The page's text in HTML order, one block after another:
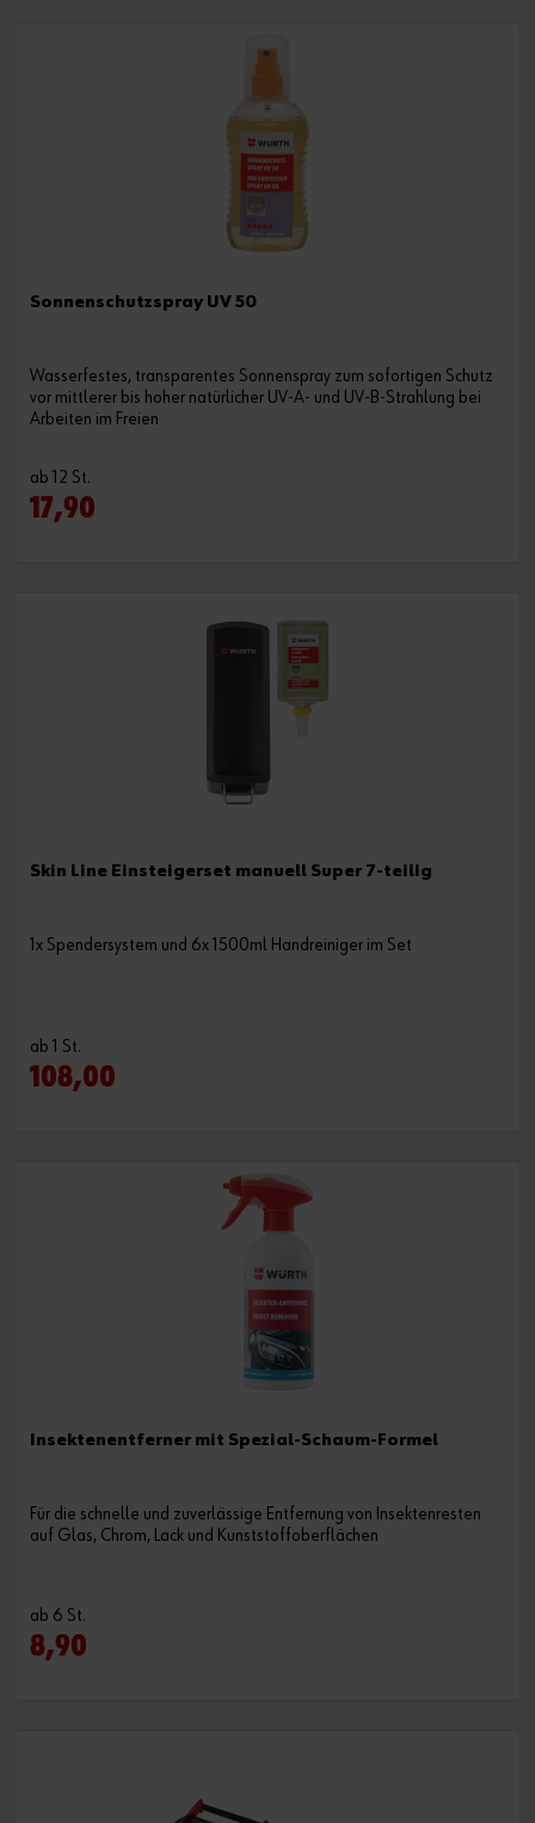
Sonnenschutzspray UV 50
Wasserfestes, transparentes Sonnenspray zum sofortigen Schutz
vor mittlerer bis hoher natürlicher UV-A- und UV-B-Strahlung bei
Arbeiten im Freien
ab 12 St.
17,90
Skin Line Einsteigerset manuell Super 7-teilig
1x Spendersystem und 6x 1500ml Handreiniger im Set
ab 1 St.
108,00
Insektenentferner mit Spezial-Schaum-Formel
Für die schnelle und zuverlässige Entfernung von Insektenresten
auf Glas, Chrom, Lack und Kunststoffoberflächen
ab 6 St.
8,90